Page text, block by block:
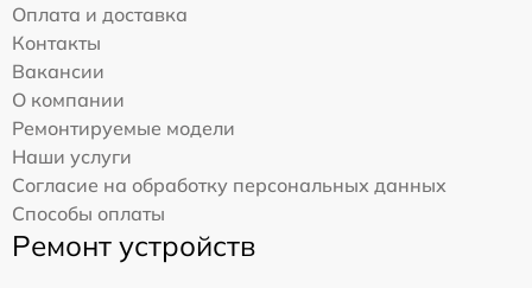
Оплата и доставка
Контакты
Вакансии
О компании
Ремонтируемые модели
Наши услуги
Согласие на обработку персональных данных
Способы оплаты
Ремонт устройств